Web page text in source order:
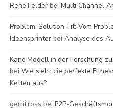
Rene Felder bei Multi Channel
Problem-Solution-Fit: Vom
Ideensprinter bei Analyse des
Kano Modell in der Forschung
bei Wie sieht die perfekte
Ketten aus?
gerrit.ross bei P2P-